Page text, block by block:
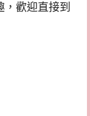
歡迎直接到